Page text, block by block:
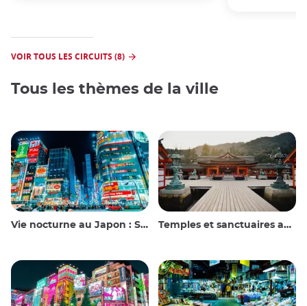
VOIR TOUS LES CIRCUITS (8)
Tous les thèmes de la ville
Vie nocturne au Japon : Sortir, voir et boire Temples et sanctuaires au Japon